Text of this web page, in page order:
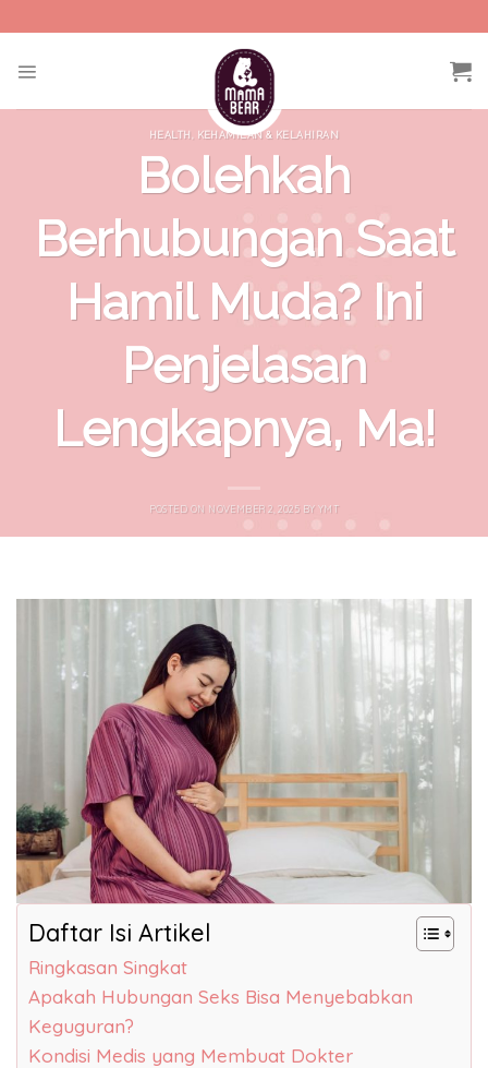
to
HEALTH , KEHAMILAN & KELAHIRAN
Bolehkah
Berhubungan Saat
Hamil Muda? Ini
Penjelasan
Lengkapnya, Ma!
POSTED ON NOVEMBER 2, 2025 BYYMT
Daftar Isi Artikel
Ringkasan Singkat
Apakah Hubungan Seks Bisa Menyebabkan
Keguguran?
Kondisi Medis yang Membuat Dokter